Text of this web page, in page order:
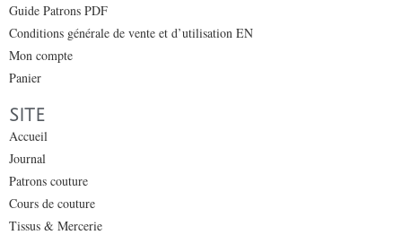
Guide Patrons PDF
Conditions générale de vente et d’utilisation EN
Mon compte
Panier
SITE
Accueil
Journal
Patrons couture
Cours de couture
Tissus & Mercerie